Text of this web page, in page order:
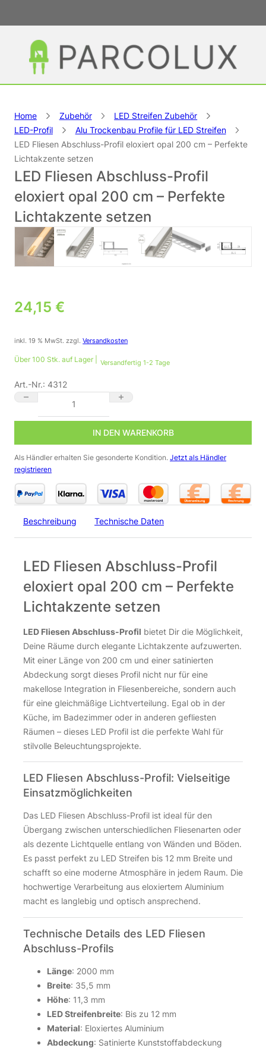
Home Zubehör
LED Streifen Zubehör
LED-Profil
Alu Trockenbau Profile für LED Streifen
LED Fliesen Abschluss-Profil eloxiert opal 200 cm – Perfekte
Lichtakzente setzen
LED Fliesen Abschluss-Profil
eloxiert opal 200 cm – Perfekte
Lichtakzente setzen
24,15 €
inkl. 19 % MwSt. zzgl.Versandkosten
Über 100 Stk. auf Lager | Versandfertig 1-2 Tage
Art.-Nr.: 4312
LED Fliesen Abschluss-Profil eloxiert opal 200 cm – Perfekte
IN DEN WARENKORB
Als Händler erhalten Sie gesonderte Kondition. Jetzt als Händler
registrieren
Beschreibung Technische Daten
LED Fliesen Abschluss-Profil
eloxiert opal 200 cm – Perfekte
Lichtakzente setzen
LED Fliesen Abschluss-Profil bietet Dir die Möglichkeit,
Deine Räume durch elegante Lichtakzente aufzuwerten.
Mit einer Länge von 200 cm und einer satinierten
Abdeckung sorgt dieses Profil nicht nur für eine
makellose Integration in Fliesenbereiche, sondern auch
für eine gleichmäßige Lichtverteilung. Egal ob in der
Küche, im Badezimmer oder in anderen gefliesten
Räumen – dieses LED Profil ist die perfekte Wahl für
stilvolle Beleuchtungsprojekte.
LED Fliesen Abschluss-Profil: Vielseitige
Einsatzmöglichkeiten
Das LED Fliesen Abschluss-Profil ist ideal für den
Übergang zwischen unterschiedlichen Fliesenarten oder
als dezente Lichtquelle entlang von Wänden und Böden.
Es passt perfekt zu LED Streifen bis 12 mm Breite und
schafft so eine moderne Atmosphäre in jedem Raum. Die
hochwertige Verarbeitung aus eloxiertem Aluminium
macht es langlebig und optisch ansprechend.
Technische Details des LED Fliesen
Abschluss-Profils
Länge: 2000 mm
Breite: 35,5 mm
Höhe: 11,3 mm
LED Streifenbreite: Bis zu 12 mm
Material: Eloxiertes Aluminium
Abdeckung: Satinierte Kunststoffabdeckung